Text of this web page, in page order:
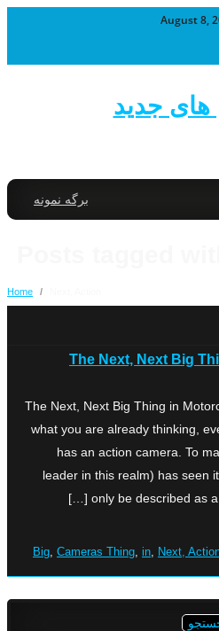
August 8,
های جدید
برگه نمونه
Home /
The Next, Next Big
The Next, Next Big Thing in
what you are already thinking,
has an action camera. To
leader in this realm) has seen
only be described as a
Big, Cameras Thing, in, Next,